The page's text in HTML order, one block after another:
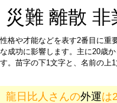
災難 離散 非
性格や才能などを表す2番目に重
な成功に影響します。主に20歳
す。苗字の下1文字と、名前の上1
龍日比人さんの外運は